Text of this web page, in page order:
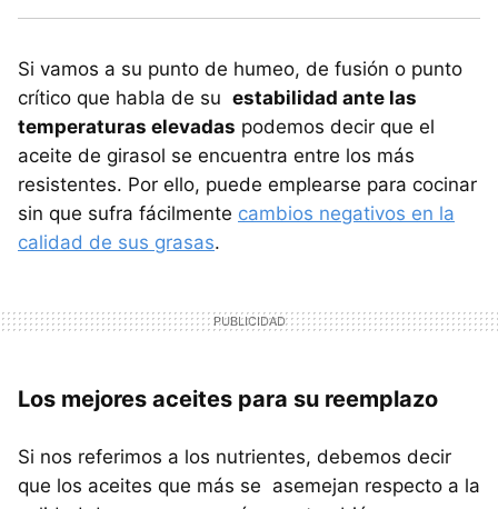
Si vamos a su punto de humeo, de fusión o punto
crítico que habla de su estabilidad ante las
temperaturas elevadas podemos decir que el
aceite de girasol se encuentra entre los más
resistentes. Por ello, puede emplearse para cocinar
sin que sufra fácilmente cambios negativos en la
calidad de sus grasas.
Los mejores aceites para su reemplazo
Si nos referimos a los nutrientes, debemos decir
que los aceites que más se asemejan respecto a la